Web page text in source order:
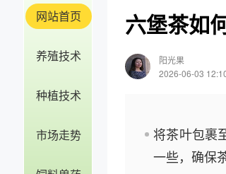
网站首页
养殖技术
种植技术
市场走势
六堡茶如
阳光果
2026-06-03
将茶叶包裹
一些，确保